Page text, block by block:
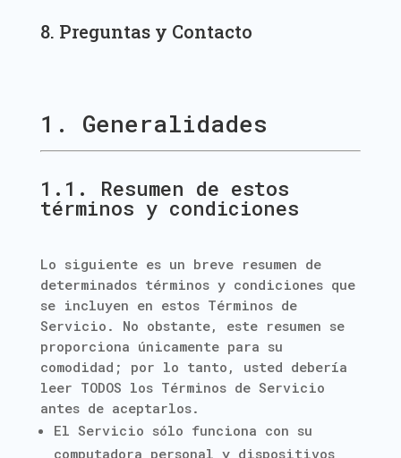
8. Preguntas y Contacto
1. Generalidades
1.1. Resumen de estos
términos y condiciones
Lo siguiente es un breve resumen de
determinados términos y condiciones que
se incluyen en estos Términos de
Servicio. No obstante, este resumen se
proporciona únicamente para su
comodidad; por lo tanto, usted debería
leer TODOS los Términos de Servicio
antes de aceptarlos.
El Servicio sólo funciona con su
computadora personal y dispositivos